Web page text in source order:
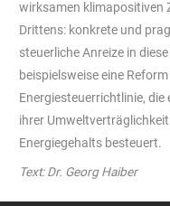
wirksamen klimapositiven
Drittens: konkrete und
steuerliche Anreize in
beispielsweise eine
Energiesteuerrichtlinie,
ihrer
Energiegehalts besteuert.
Text: Dr. Georg Haiber